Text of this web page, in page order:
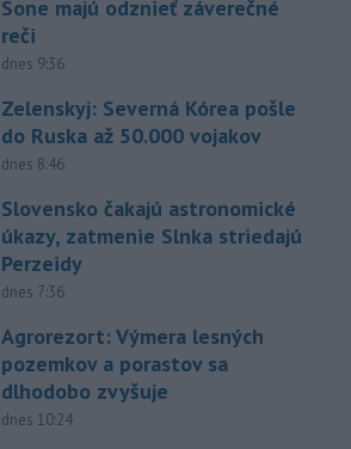
Sone majú odznieť záverečné
reči
dnes 9:36
Zelenskyj: Severná Kórea pošle
do Ruska až 50.000 vojakov
dnes 8:46
Slovensko čakajú astronomické
úkazy, zatmenie Slnka striedajú
Perzeidy
dnes 7:36
Agrorezort: Výmera lesných
pozemkov a porastov sa
dlhodobo zvyšuje
dnes 10:24